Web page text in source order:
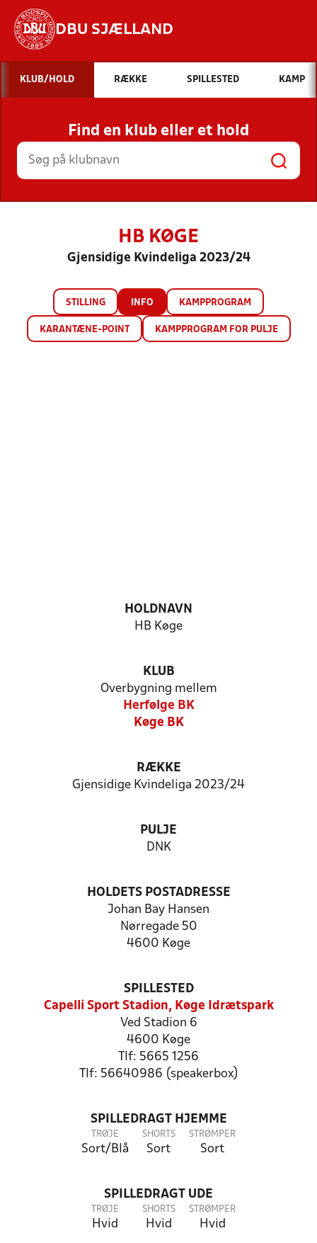
DBU SJÆLLAND
Hvad vil du søge efter?
INDHOLD OG NYHEDER
STILLINGER, RESULTATER, KLUBBER OG
HOLD
KLUB/HOLD RÆKKE SPILLESTED KAMP
Find en klub eller et hold
HB KØGE
Gjensidige Kvindeliga 2023/24
STILLING INFO KAMPPROGRAM
KARANTÆNE-POINT KAMPPROGRAM FOR PULJE
HOLDNAVN
HB Køge
KLUB
Overbygning mellem
Herfølge BK
Køge BK
RÆKKE
Gjensidige Kvindeliga 2023/24
PULJE
DNK
HOLDETS POSTADRESSE
Johan Bay Hansen
Nørregade 50
4600 Køge
SPILLESTED
Capelli Sport Stadion, Køge Idrætspark
Ved Stadion 6
4600 Køge
Tlf: 5665 1256
Tlf: 56640986 (speakerbox)
SPILLEDRAGT HJEMME
TRØJE
Sort/Blå
SHORTS
Sort
STRØMPER
Sort
SPILLEDRAGT UDE
TRØJE
Hvid
SHORTS
Hvid
STRØMPER
Hvid